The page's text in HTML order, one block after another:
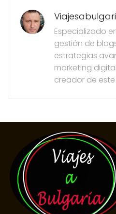
Especializado
gestión de
estrategias
marketing
creador de